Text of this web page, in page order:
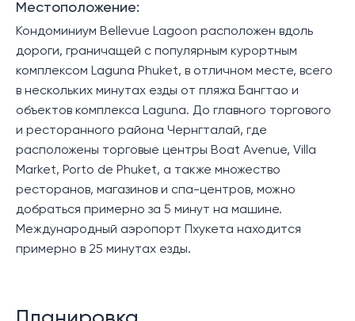
Местоположение:
Кондоминиум Bellevue Lagoon расположен вдоль
дороги, граничащей с популярным курортным
комплексом Laguna Phuket, в отличном месте, всего
в нескольких минутах езды от пляжа Бангтао и
объектов комплекса Laguna. До главного торгового
и ресторанного района Чернгталай, где
расположены торговые центры Boat Avenue, Villa
Market, Porto de Phuket, а также множество
ресторанов, магазинов и спа-центров, можно
добраться примерно за 5 минут на машине.
Международный аэропорт Пхукета находится
примерно в 25 минутах езды.